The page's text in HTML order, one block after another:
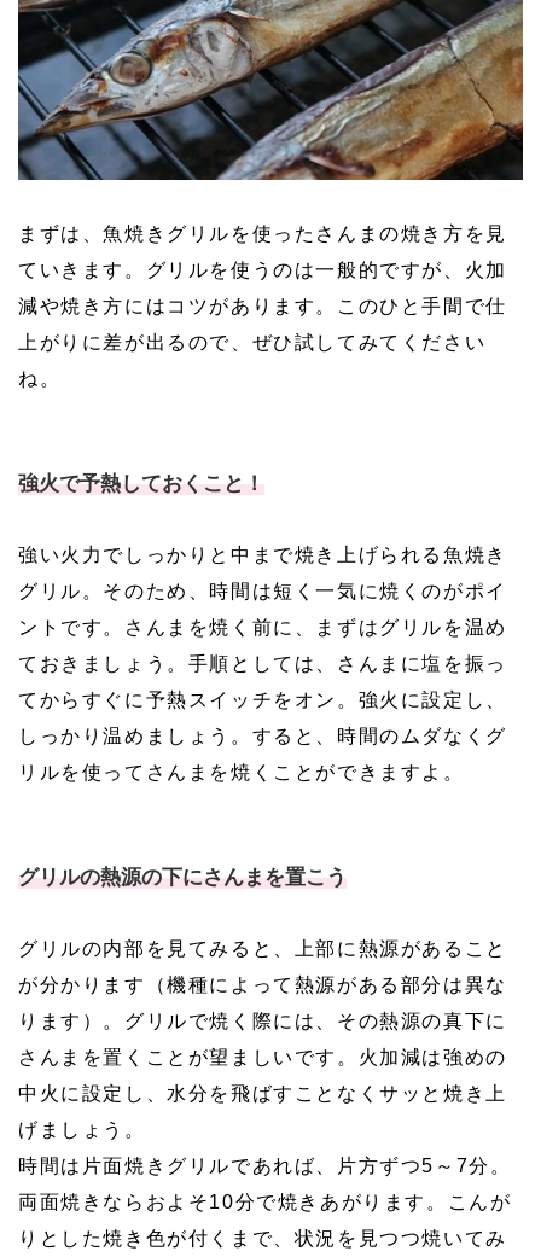
まずは、魚焼きグリルを使ったさんまの焼き方を見
ていきます。グリルを使うのは一般的ですが、火加
減や焼き方にはコツがあります。このひと手間で仕
上がりに差が出るので、ぜひ試してみてください
ね。
強火で予熱しておくこと！
強い火力でしっかりと中まで焼き上げられる魚焼き
グリル。そのため、時間は短く一気に焼くのがポイ
ントです。さんまを焼く前に、まずはグリルを温め
ておきましょう。手順としては、さんまに塩を振っ
てからすぐに予熱スイッチをオン。強火に設定し、
しっかり温めましょう。すると、時間のムダなくグ
リルを使ってさんまを焼くことができますよ。
グリルの熱源の下にさんまを置こう
グリルの内部を見てみると、上部に熱源があること
が分かります（機種によって熱源がある部分は異な
ります）。グリルで焼く際には、その熱源の真下に
さんまを置くことが望ましいです。火加減は強めの
中火に設定し、水分を飛ばすことなくサッと焼き上
げましょう。
時間は片面焼きグリルであれば、片方ずつ5～7分。
両面焼きならおよそ10分で焼きあがります。こんが
りとした焼き色が付くまで、状況を見つつ焼いてみ